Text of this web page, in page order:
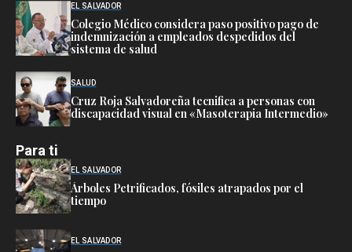
EL SALVADOR
Colegio Médico considera paso positivo pago de
indemnización a empleados despedidos del
sistema de salud
SALUD
Cruz Roja Salvadoreña tecnifica a personas con
discapacidad visual en «Masoterapia Intermedio»
Para ti
EL SALVADOR
Árboles Petrificados, fósiles atrapados por el
tiempo
EL SALVADOR